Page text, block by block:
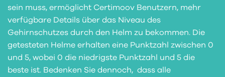
sein muss, ermöglicht Certimoov Benutzern, mehr
verfügbare Details über das Niveau des
Gehirnschutzes durch den Helm zu bekommen. Die
getesteten Helme erhalten eine Punktzahl zwischen 0
und 5, wobei 0 die niedrigste Punktzahl und 5 die
beste ist. Bedenken Sie dennoch, dass alle